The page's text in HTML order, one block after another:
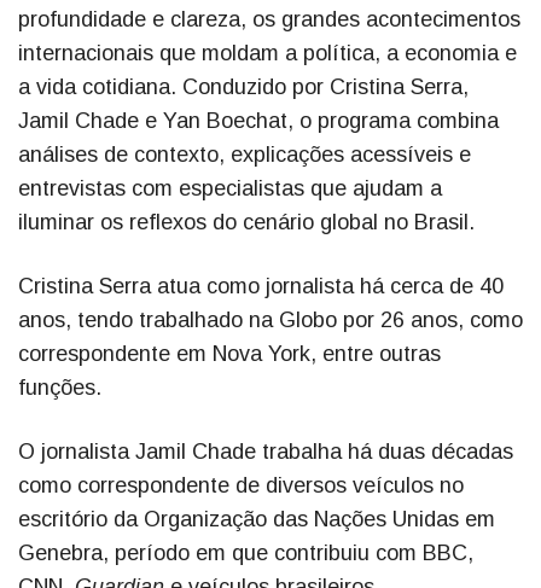
profundidade e clareza, os grandes acontecimentos
internacionais que moldam a política, a economia e
a vida cotidiana. Conduzido por Cristina Serra,
Jamil Chade e Yan Boechat, o programa combina
análises de contexto, explicações acessíveis e
entrevistas com especialistas que ajudam a
iluminar os reflexos do cenário global no Brasil.
Cristina Serra atua como jornalista há cerca de 40
anos, tendo trabalhado na Globo por 26 anos, como
correspondente em Nova York, entre outras
funções.
O jornalista Jamil Chade trabalha há duas décadas
como correspondente de diversos veículos no
escritório da Organização das Nações Unidas em
Genebra, período em que contribuiu com BBC,